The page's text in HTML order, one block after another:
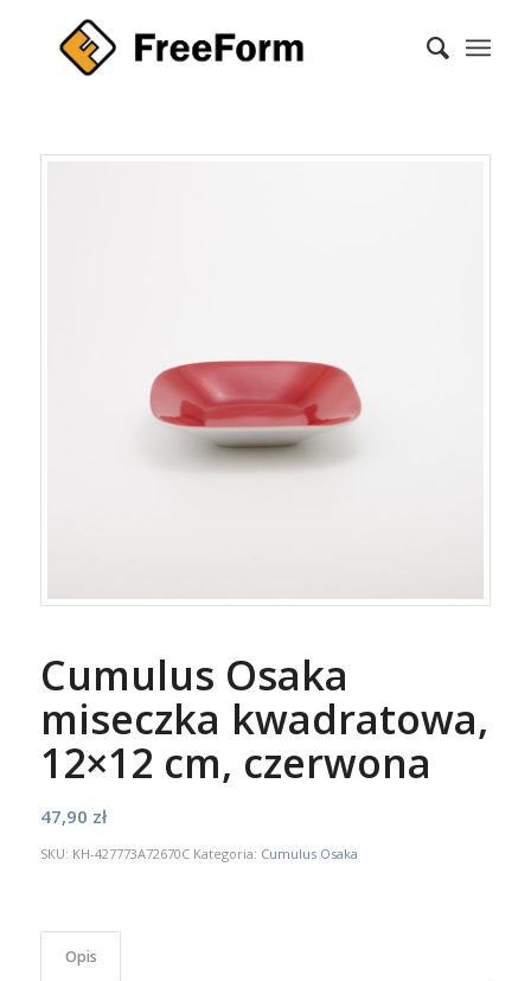
Cumulus Osaka
miseczka kwadratowa,
12×12 cm, czerwona
47,90 zł
SKU: KH-427773A72670C Kategoria: Cumulus Osaka
Opis